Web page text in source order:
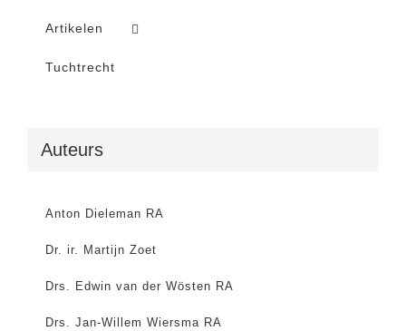
Artikelen
Tuchtrecht
Auteurs
Anton Dieleman RA
Dr. ir. Martijn Zoet
Drs. Edwin van der Wösten RA
Drs. Jan-Willem Wiersma RA